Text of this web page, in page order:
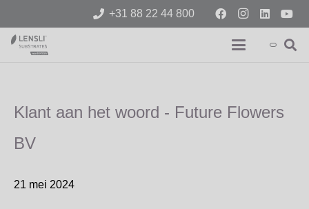
+31 88 22 44 800
Klant aan het woord - Future Flowers
BV
21 mei 2024